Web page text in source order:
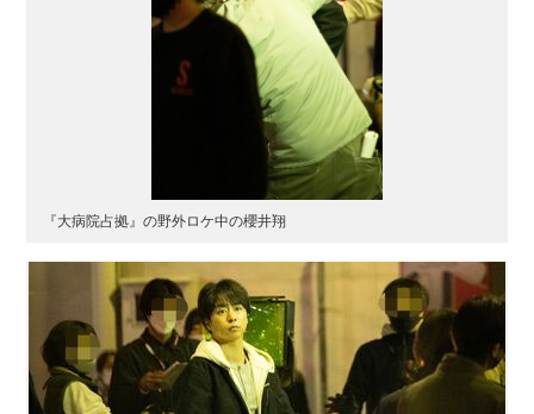
『大病院占拠』の野外ロケ中の櫻井翔